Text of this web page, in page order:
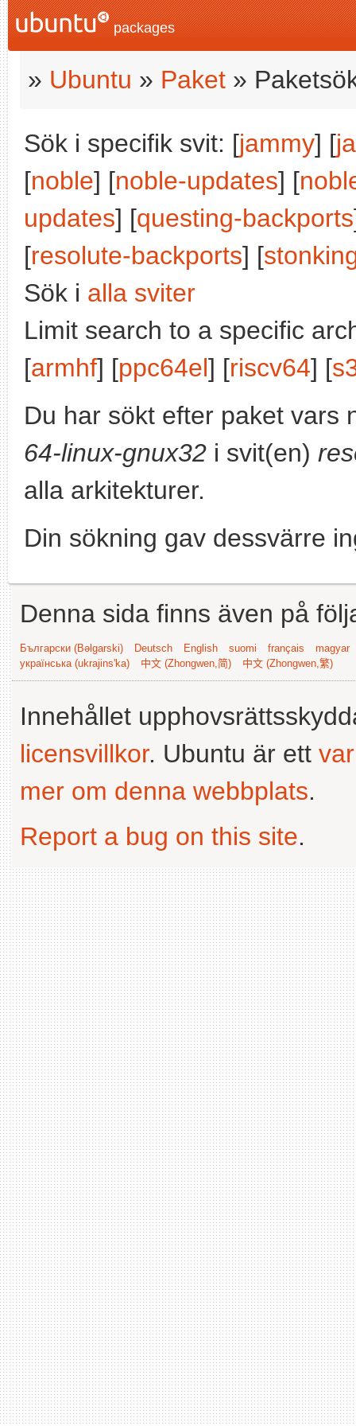
packages
» Ubuntu » Paket »
Sök i specifik svit: [jammy] [
[noble] [noble-updates] [
updates] [questing-backports
[resolute-backports] [
Sök i alla sviter
Limit search to a specific
[armhf] [ppc64el] [riscv64] [
Du har sökt efter paket vars
64-linux-gnux32 i svit(en)
alla arkitekturer.
Din sökning gav dessvärre
Denna sida finns även på
Български (Bəlgarski) Deutsch English suomi français
magyar
українська (ukrajins'ka)
中文 (Zhongwen,简) 中文 (Zhongwen,繁)
Innehållet
licensvillkor. Ubuntu är ett
mer om denna webbplats.
Report a bug on this site.